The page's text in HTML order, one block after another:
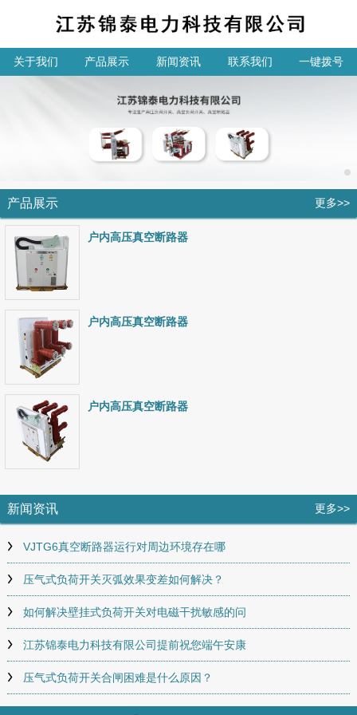
关于我们 产品展示 新闻资讯 联系我们 一键拨号
产品展示 更多>>
户内高压真空断路器
户内高压真空断路器
户内高压真空断路器
新闻资讯 更多>>
VJTG6真空断路器运行对周边环境存在哪
压气式负荷开关灭弧效果变差如何解决？
如何解决壁挂式负荷开关对电磁干扰敏感的问
江苏锦泰电力科技有限公司提前祝您端午安康
压气式负荷开关合闸困难是什么原因？